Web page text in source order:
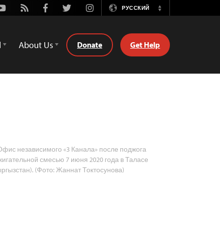
Rss FacebookTwitterInstagramРУССКИЙ
Switch
About Us Donate Get Help
независимого «3 Канала» после поджога
смесью 7 июня 2020 года в Таласе
(Фото: Жаннат Токтосунова)